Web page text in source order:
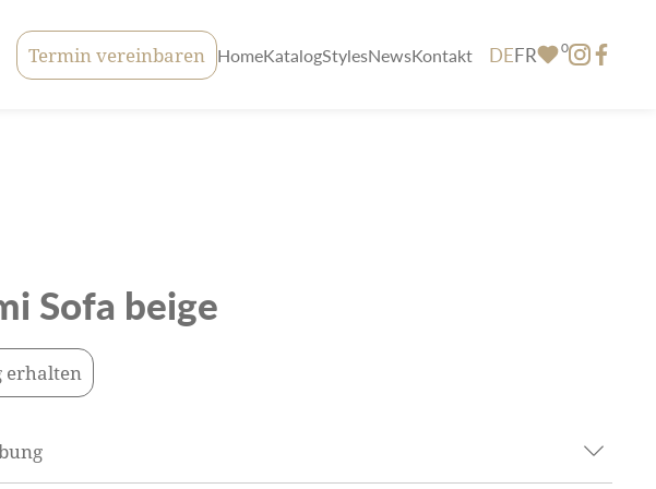
Termin vereinbaren HomeKatalogStylesNewsKontakt DEFR 0
Sofa beige
erhalten